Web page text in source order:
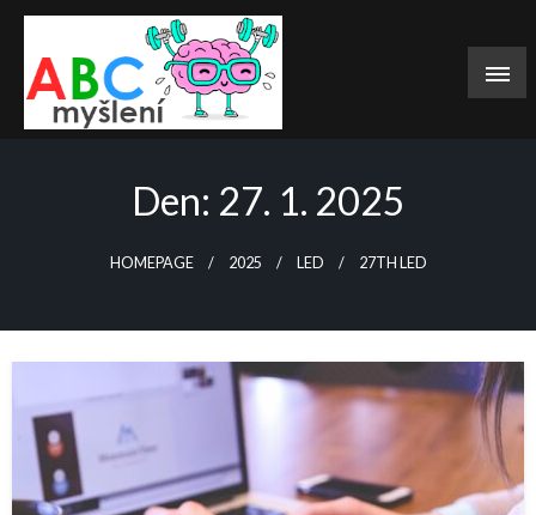
Skip
content
Den: 27. 1. 2025
HOMEPAGE 2025 LED 27TH LED